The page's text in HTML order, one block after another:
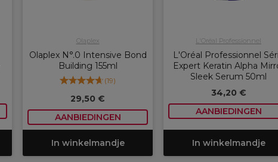
Olaplex
Olaplex N°.0 Intensive Bond
Building 155ml
(19)
29,50 €
AANBIEDINGEN
In winkelmandje
L'Oréal Professionnel
L'Oréal Professionnel
Expert Keratin Alpha
Sleek Serum 50ml
34,20 €
AANBIEDINGEN
In winkelmandje